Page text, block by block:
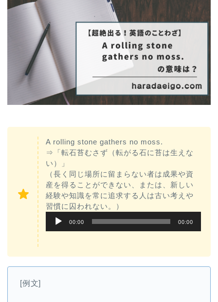
A rolling stone gathers no moss.
⇒「転石苔むさず（転がる石に苔は生えな
い）」
（長く同じ場所に留まらない者は成果や資
産を得ることができない、または、新しい
経験や知識を常に追求する人は古い考えや
習慣に囚われない。）
声
レ
00:00 00:00
[例文]